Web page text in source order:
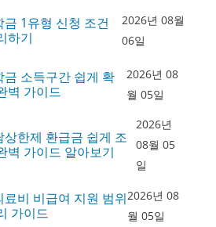
금 1유형 신청 조건
하기
2026년 08월
06일
금 소득구간 쉽게 확
벽 가이드
2026년 08
월 05일
상한제 환급금 쉽게 조
벽 가이드 알아보기
2026년
08월 05
일
료비 비급여 지원 범위
가이드
2026년 08
월 05일